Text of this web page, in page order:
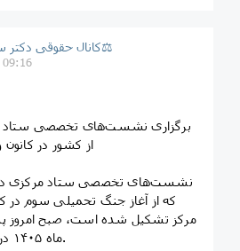
کانال حقوقی دکتر سهيل طاهری⚖
09:16
از کشور در
که از آغاز جنگ تحمیلی سوم در
ماه ۱۴۰۵ در محل کانون برگزار شد.